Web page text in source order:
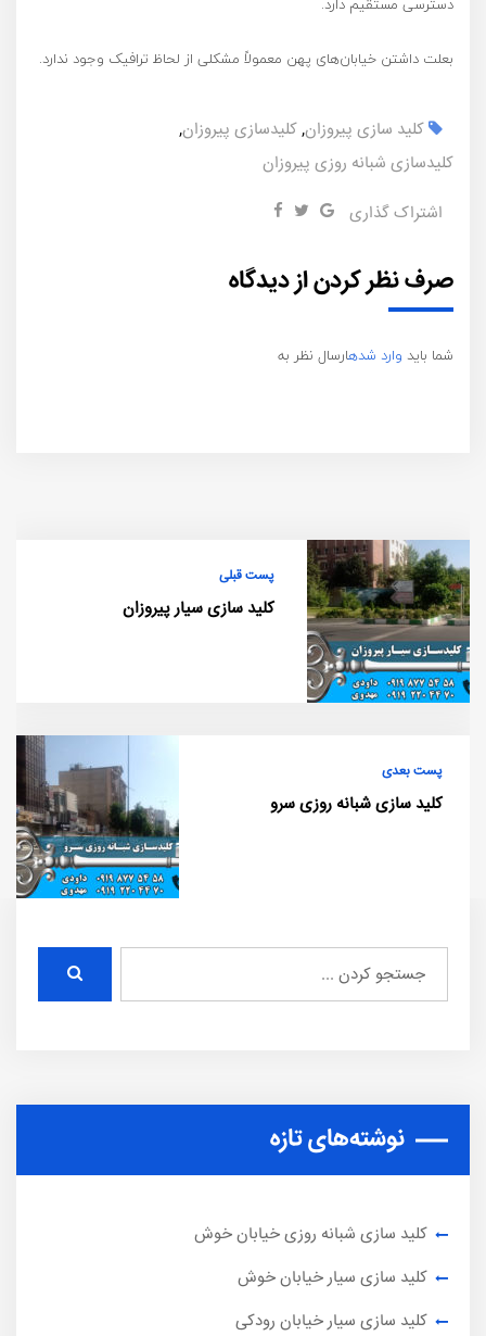
بعلت داشتن خیابان‌های پهن معمولاً مشکلی از لحاظ ترافیک وجود ندارد.
کلید سازی پیروزان,کلیدسازی پیروزان,
کلیدسازی شبانه روزی پیروزان
اشتراک گذاری
صرف نظر کردن از دیدگاه
شما باید وارد شدهارسال نظر به
پست قبلی
کلید سازی سیار پیروزان
پست بعدی
کلید سازی شبانه روزی سرو
نوشته‌های تازه
کلید سازی شبانه روزی خیابان خوش
کلید سازی سیار خیابان خوش
کلید سازی سیار خیابان رودکی